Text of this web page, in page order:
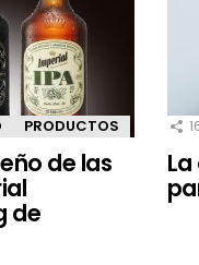
PRODUCTOS
de las
de